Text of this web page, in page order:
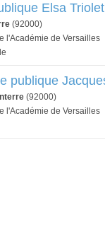
Elsa Triolet
(92000)
l'Académie de Versailles
publique
(92000)
l'Académie de Versailles